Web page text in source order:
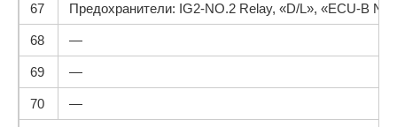
67 Предохранители: IG2-NO.2 Relay, «D/L», «ECU-B
68 —
69 —
70 —